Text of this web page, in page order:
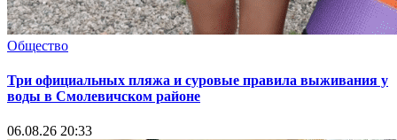
Общество
Три официальных пляжа и суровые правила выживания у
воды в Смолевичском районе
06.08.26 20:33